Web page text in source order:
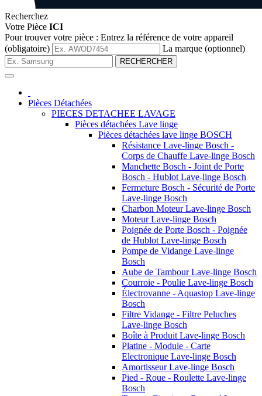
Recherchez
Votre Pièce ICI
Pour trouver votre pièce : Entrez la référence de votre appareil
(obligatoire)
La marque (optionnel)
RECHERCHER
Pièces Détachées
PIECES DETACHEE LAVAGE
Pièces détachées Lave linge
Pièces détachées lave linge BOSCH
Résistance Lave-linge Bosch -
Corps de Chauffe Lave-linge Bosch
Manchette Bosch - Joint de Porte
Bosch - Hublot Lave-linge Bosch
Fermeture Bosch - Sécurité de Porte
Lave-linge Bosch
Charbon Moteur Lave-linge Bosch
Moteur Lave-linge Bosch
Poignée de Porte Bosch - Poignée
de Hublot Lave-linge Bosch
Pompe de Vidange Lave-linge
Bosch
Aube de Tambour Lave-linge Bosch
Courroie - Poulie Lave-linge Bosch
Électrovanne - Aquastop Lave-linge
Bosch
Filtre Vidange - Filtre Peluches
Lave-linge Bosch
Boîte à Produit Lave-linge Bosch
Platine - Module - Carte
Electronique Lave-linge Bosch
Amortisseur Lave-linge Bosch
Pied - Roue - Roulette Lave-linge
Bosch